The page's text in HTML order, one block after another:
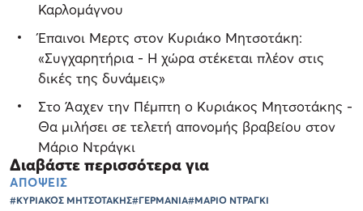
Καρλομάγνου
Έπαινοι Μερτς στον Κυριάκο Μητσοτάκη:
«Συγχαρητήρια - Η χώρα στέκεται πλέον στις
δικές της δυνάμεις»
Στο Άαχεν την Πέμπτη ο Κυριάκος Μητσοτάκης -
Θα μιλήσει σε τελετή απονομής βραβείου στον
Μάριο Ντράγκι
Διαβάστε περισσότερα για
ΑΠΟΨΕΙΣ
#ΚΥΡΙΑΚΟΣ ΜΗΤΣΟΤΑΚΗΣ#ΓΕΡΜΑΝΙΑ#ΜΑΡΙΟ ΝΤΡΑΓΚΙ